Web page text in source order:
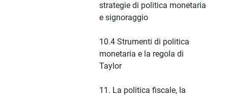
strategie di politica monetaria
e signoraggio
10.4 Strumenti di politica
monetaria e la regola di
Taylor
11. La politica fiscale, la